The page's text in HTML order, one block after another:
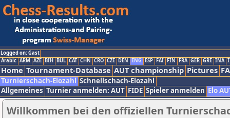
Logged on: Gast
Arabic ARM AZE BIH BUL CAT CHN CRO CZE DEN ENG ESP FAI FIN FRA GER GRE INA
Home Tournament-Database AUT championship Pictures
Turnierschach-Elozahl Schnellschach-Elozahl
Allgemeines Turnier anmelden: AUT FIDE Spieler anmelden Elo
Willkommen bei den offiziellen